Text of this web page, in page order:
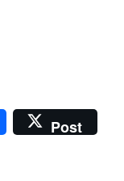
Post